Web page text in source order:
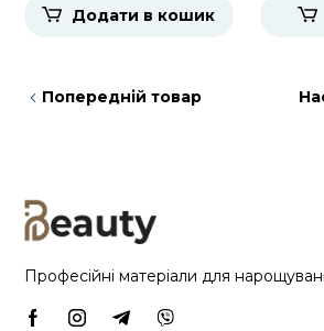
Додати в кошик
Попередній товар
Професійні матеріали для